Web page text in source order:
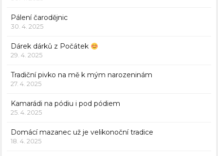
Pálení čarodějnic
30. 4. 2025
Dárek dárků z Počátek
29. 4. 2025
Tradiční pivko na mě k mým narozeninám
27. 4. 2025
Kamarádi na pódiu i pod pódiem
25. 4. 2025
Domácí mazanec už je velikonoční tradice
18. 4. 2025